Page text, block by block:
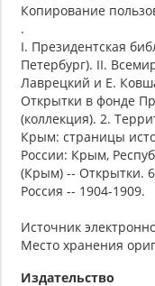
Копирование
.
I. Президентская
Петербург). II.
Лаврецкий и Е.
Открытки в фонде
(коллекция). 2.
Крым: страницы
России: Крым,
(Крым) -- Открытки.
Россия -- 1904-1909.
Источник
Место хранения
Издательство